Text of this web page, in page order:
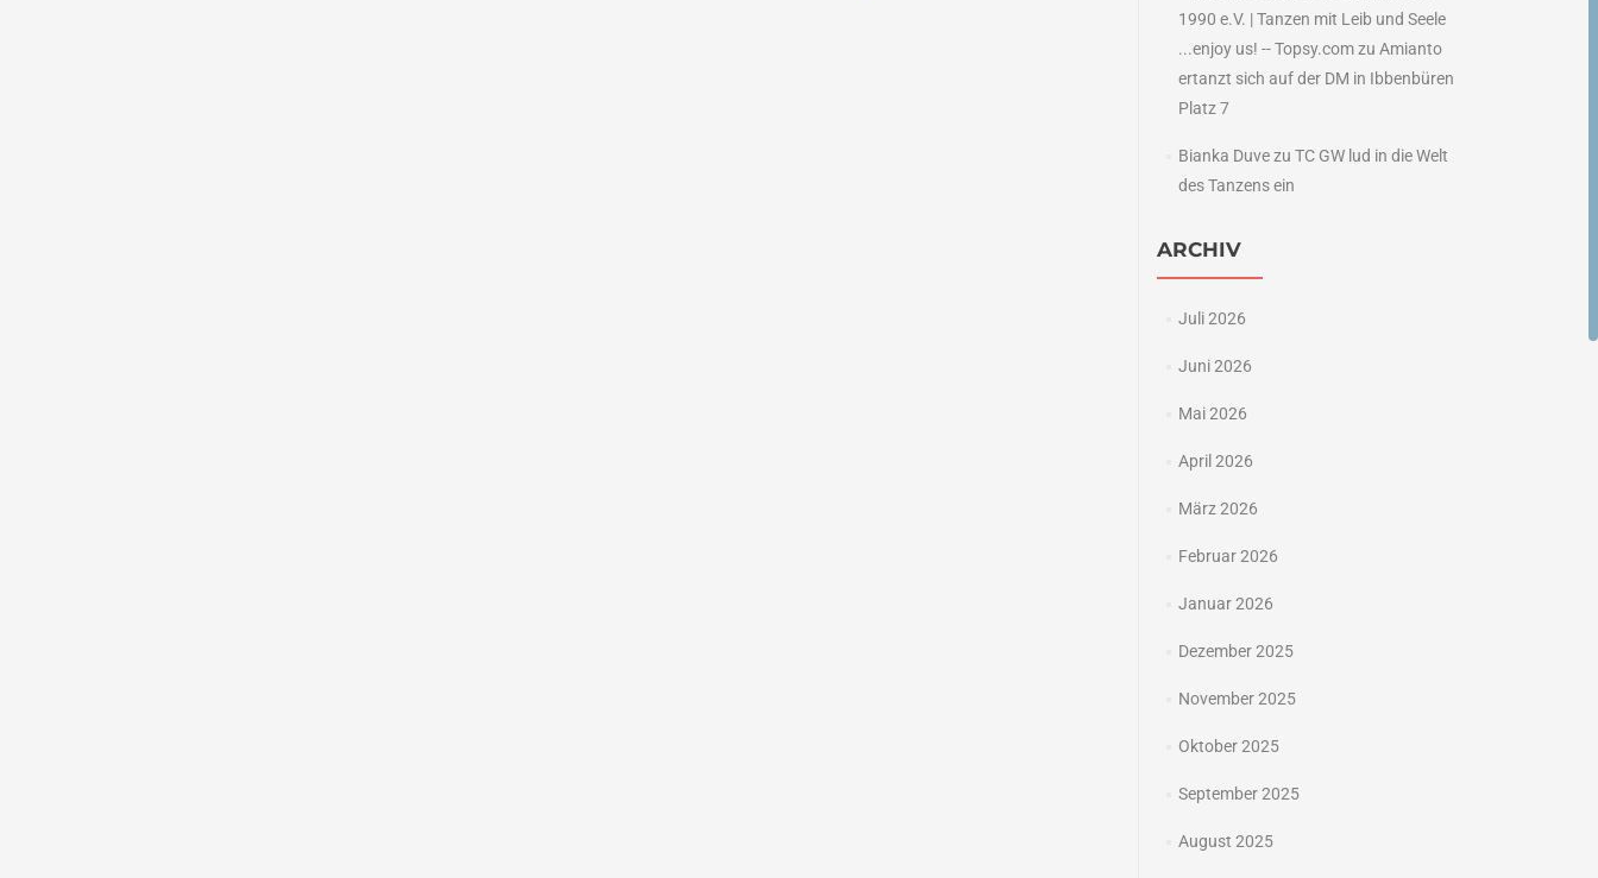
1990 e.V. | Tanzen mit Leib und Seele
...enjoy us! -- Topsy.comzu Amianto
ertanzt sich auf der DM in Ibbenbüren
Platz 7
Bianka Duvezu TC GW lud in die Welt
des Tanzens ein
ARCHIV
Juli 2026
Juni 2026
Mai 2026
April 2026
März 2026
Februar 2026
Januar 2026
Dezember 2025
November 2025
Oktober 2025
September 2025
August 2025